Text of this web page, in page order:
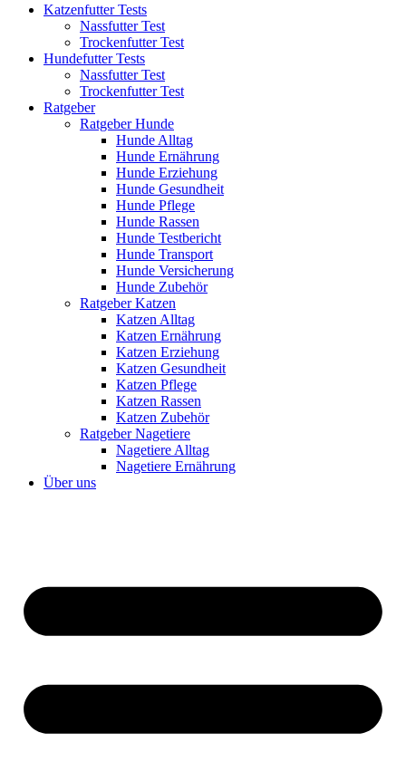
Katzenfutter Tests
Nassfutter Test
Trockenfutter Test
Hundefutter Tests
Nassfutter Test
Trockenfutter Test
Ratgeber
Ratgeber Hunde
Hunde Alltag
Hunde Ernährung
Hunde Erziehung
Hunde Gesundheit
Hunde Pflege
Hunde Rassen
Hunde Testbericht
Hunde Transport
Hunde Versicherung
Hunde Zubehör
Ratgeber Katzen
Katzen Alltag
Katzen Ernährung
Katzen Erziehung
Katzen Gesundheit
Katzen Pflege
Katzen Rassen
Katzen Zubehör
Ratgeber Nagetiere
Nagetiere Alltag
Nagetiere Ernährung
Über uns